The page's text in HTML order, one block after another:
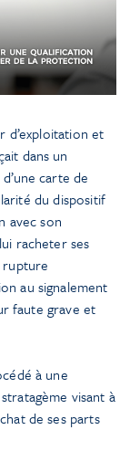
d’exploitation et
dans un
carte de
du dispositif
avec son
racheter ses
au signalement
faute grave et
à une
visant à
de ses parts